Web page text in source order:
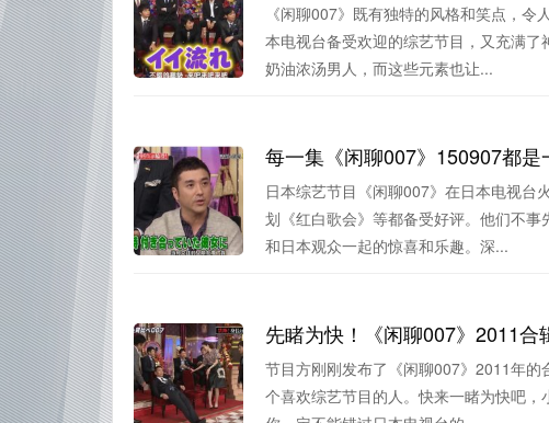
《闲聊007》既有独特的风格和笑点，
本电视台备受欢迎的综艺节目，又充满了
奶油浓汤男人，而这些元素也让...
每一集《闲聊007》150907都
日本综艺节目《闲聊007》在日本电视台
划《红白歌会》等都备受好评。他们不
和日本观众一起的惊喜和乐趣。深...
先睹为快！《闲聊007》2011
节目方刚刚发布了《闲聊007》2011年
个喜欢综艺节目的人。快来一睹为快吧